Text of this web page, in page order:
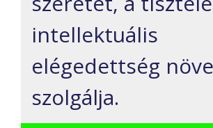
intellektuális
elégedettség
szolgálja.